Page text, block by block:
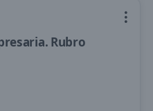
Rubro